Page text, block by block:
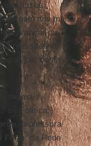
feito os
surgem dos mais
e avançar na
pressões de
por conta
mais
de Política,
, professora
Filho, da Rede